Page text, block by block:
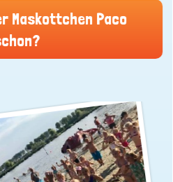
Maskottchen Paco